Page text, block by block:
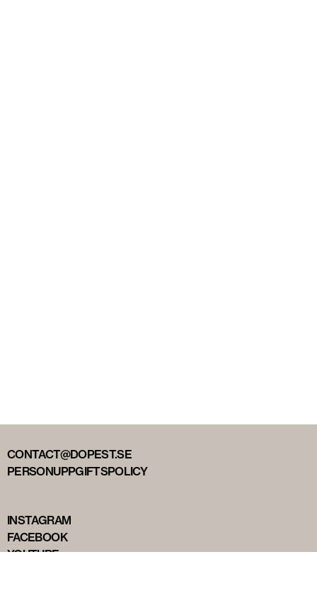
CONTACT@DOPEST.SE
PERSONUPPGIFTSPOLICY
INSTAGRAM
FACEBOOK
YOUTUBE